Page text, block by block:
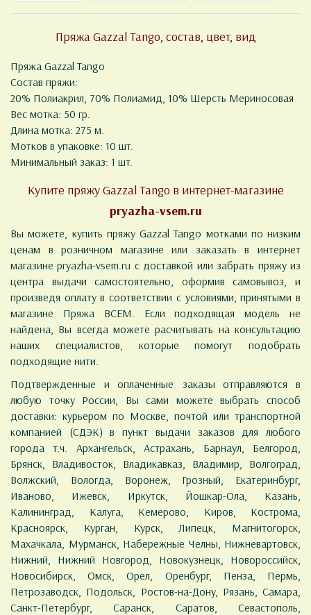
Пряжа Gazzal Tango, состав, цвет, вид
Пряжа Gazzal Tango
Состав пряжи:
20% Полиакрил, 70% Полиамид, 10% Шерсть Мериносовая
Вес мотка: 50 гр.
Длина мотка: 275 м.
Мотков в упаковке: 10 шт.
Минимальный заказ: 1 шт.
Купите пряжу Gazzal Tango в интернет-магазине
pryazha-vsem.ru
Вы можете, купить пряжу Gazzal Tango мотками по низким
ценам в розничном магазине или заказать в интернет
магазине pryazha-vsem.ru с доставкой или забрать пряжу из
центра выдачи самостоятельно, оформив самовывоз, и
произведя оплату в соответствии с условиями, принятыми в
магазине Пряжа ВСЕМ. Если подходящая модель не
найдена, Вы всегда можете расчитывать на консультацию
наших специалистов, которые помогут подобрать
подходящие нити.
Подтвержденные и оплаченные заказы отправляются в
любую точку России, Вы сами можете выбрать способ
доставки: курьером по Москве, почтой или транспортной
компанией (СДЭК) в пункт выдачи заказов для любого
города т.ч. Архангельск, Астрахань, Барнаул, Белгород,
Брянск, Владивосток, Владикавказ, Владимир, Волгоград,
Волжский, Вологда, Воронеж, Грозный, Екатеринбург,
Иваново, Ижевск, Иркутск, Йошкар-Ола, Казань,
Калининград, Калуга, Кемерово, Киров, Кострома,
Красноярск, Курган, Курск, Липецк, Магнитогорск,
Махачкала, Мурманск, Набережные Челны, Нижневартовск,
Нижний, Нижний Новгород, Новокузнецк, Новороссийск,
Новосибирск, Омск, Орел, Оренбург, Пенза, Пермь,
Петрозаводск, Подольск, Ростов-на-Дону, Рязань, Самара,
Санкт-Петербург, Саранск, Саратов, Севастополь,